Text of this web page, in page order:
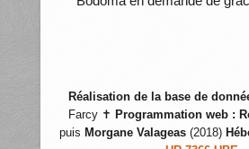
Réalisation de la base de
Farcy ✝ Programmation web :
puis Morgane Valageas (2018)